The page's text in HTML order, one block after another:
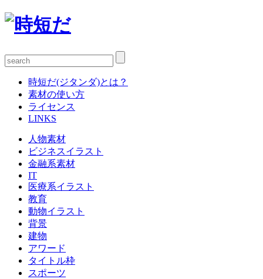
時短だ(ジタンダ)とは？
素材の使い方
ライセンス
LINKS
人物素材
ビジネスイラスト
金融系素材
IT
医療系イラスト
教育
動物イラスト
背景
建物
アワード
タイトル枠
スポーツ